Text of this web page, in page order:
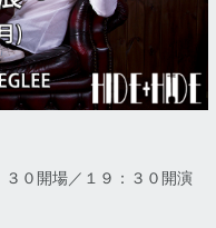
０開場／１９：３０開演